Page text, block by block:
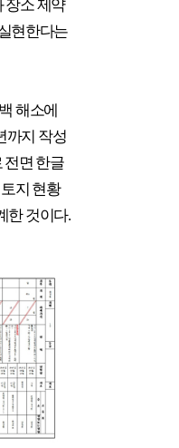
장소 제약
현한다는
해소에
까지 작성
전면 한글
지 현황
한 것이다.